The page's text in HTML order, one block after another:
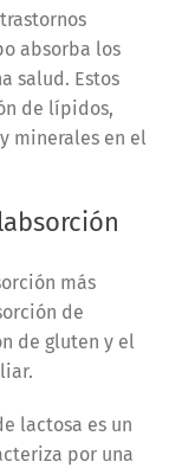
absorba los
salud. Estos
de lípidos,
minerales en el
más
de
de gluten y el
lactosa es un
por una